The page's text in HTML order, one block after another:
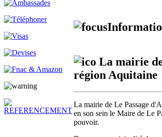
La mairie
région Aquitaine
La mairie de Le Passage
en son sein le Maire de Le
pouvoir.